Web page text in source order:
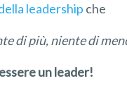
leadership che
di più, niente di
un leader!